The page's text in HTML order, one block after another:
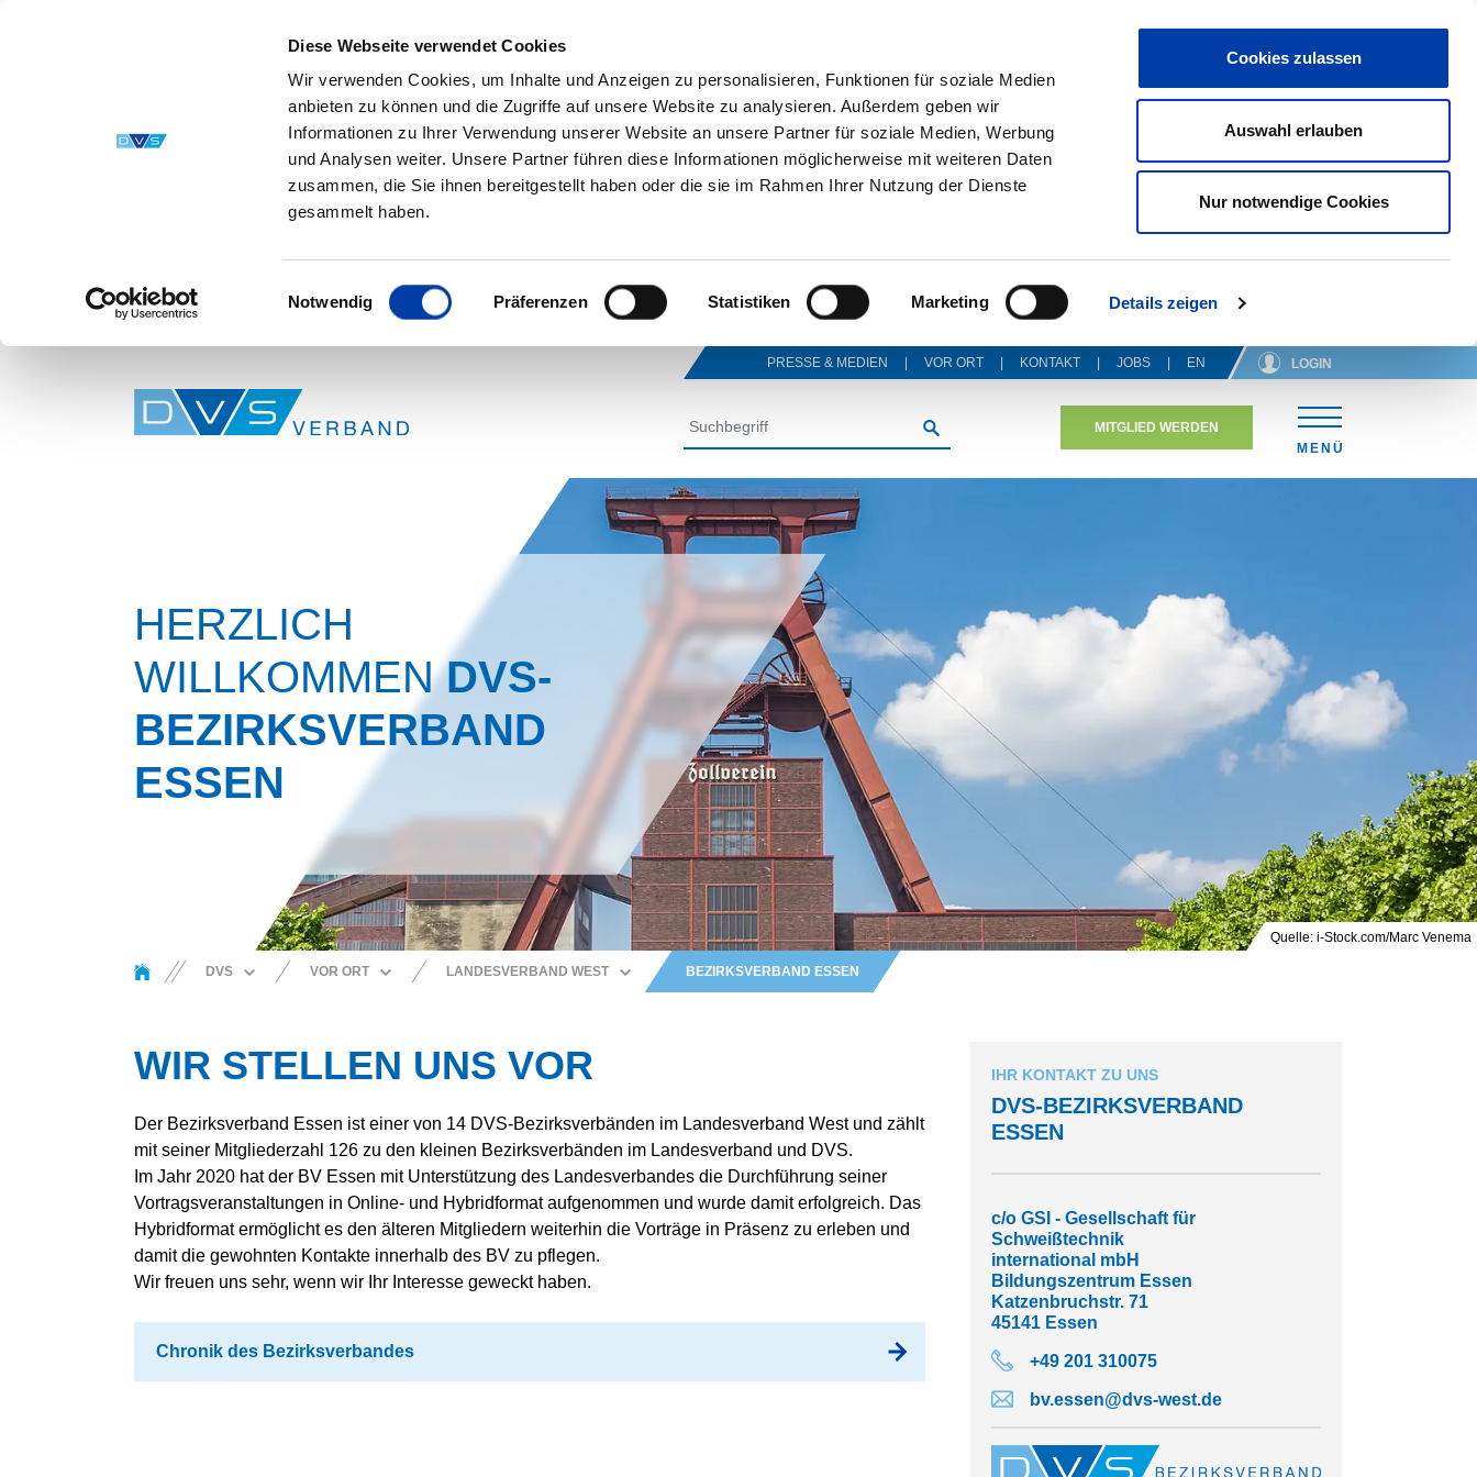
Diese Webseite verwendet Cookies
Wir verwenden Cookies, um Inhalte und Anzeigen zu personalisieren, Funktionen für soziale Medien
anbieten zu können und die Zugriffe auf unsere Website zu analysieren. Außerdem geben wir
Informationen zu Ihrer Verwendung unserer Website an unsere Partner für soziale Medien, Werbung
und Analysen weiter. Unsere Partner führen diese Informationen möglicherweise mit weiteren Daten
zusammen, die Sie ihnen bereitgestellt haben oder die sie im Rahmen Ihrer Nutzung der Dienste
gesammelt haben.
Einwilligungsauswahl
Notwendig Präferenzen Statistiken Marketing Details zeigen
Cookies zulassen
Auswahl erlauben
Nur notwendige Cookies
PRESSE & MEDIEN VOR ORT KONTAKT JOBS EN LOGIN
SUCHEN
MITGLIED WERDEN
MENÜ
Quelle: i-Stock.com/Marc Venema
HERZLICH
WILLKOMMENDVS-
BEZIRKSVERBAND
ESSEN
You are here:
DVS
HANDWERK
HISTORIE
VOR ORT
VOR ORT
LANDESVERBAND
OST
SÜD
LANDESVERBAND
SÜDWEST
LANDESVERBAND
WEST
LANDESVERBAND WEST
LAND
BEZIRKSVERBAND DUISBURG
BEZIRKSVERBAND DÜSSELDORF
BEZIRKSVERBAND ESSEN
BEZIRKSVERBAND
GELSENKIRCHEN
BEZIRKSVERBAND KLEVE
BEZIRKSVERBAND KÖLN
BEZIRKSVERBAND
BEZIRKSVERBAND ESSEN
WIR STELLEN UNS VOR
Der Bezirksverband Essen ist einer von 14 DVS-Bezirksverbänden im Landesverband West und zählt
mit seiner Mitgliederzahl 126 zu den kleinen Bezirksverbänden im Landesverband und DVS.
Im Jahr 2020 hat der BV Essen mit Unterstützung des Landesverbandes die Durchführung seiner
Vortragsveranstaltungen in Online- und Hybridformat aufgenommen und wurde damit erfolgreich. Das
Hybridformat ermöglicht es den älteren Mitgliedern weiterhin die Vorträge in Präsenz zu erleben und
damit die gewohnten Kontakte innerhalb des BV zu pflegen.
Wir freuen uns sehr, wenn wir Ihr Interesse geweckt haben.
Chronik des Bezirksverbandes
IHR KONTAKT ZU UNS
DVS-BEZIRKSVERBAND
ESSEN
c/o GSI - Gesellschaft für
Schweißtechnik
international mbH
Bildungszentrum Essen
Katzenbruchstr. 71
45141 Essen
+49 201 310075
bv.essen@dvs-west.de